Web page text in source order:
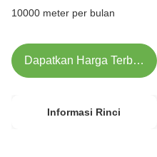
10000 meter per bulan
Dapatkan Harga Terbaik
Informasi Rinci